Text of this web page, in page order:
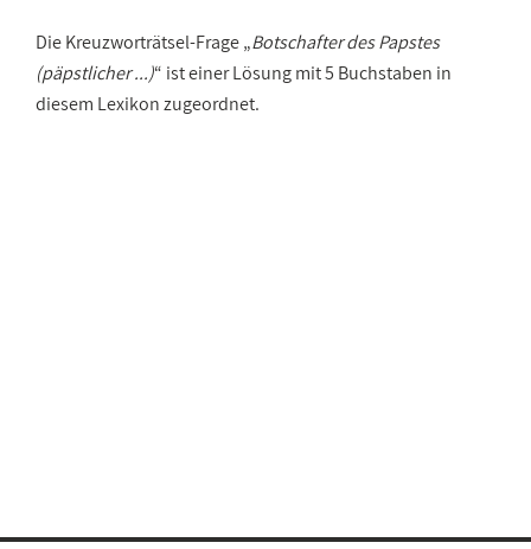
Die Kreuzworträtsel-Frage „Botschafter des Papstes
(päpstlicher ...)“ ist einer Lösung mit 5 Buchstaben in
diesem Lexikon zugeordnet.